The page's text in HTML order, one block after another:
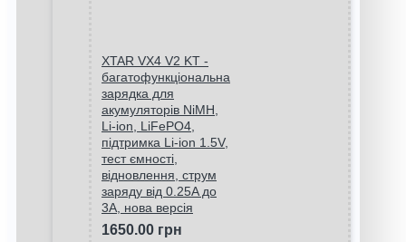
XTAR VX4 V2 KT -
багатофункціональна
зарядка для
акумуляторів NiMH,
Li-ion, LiFePO4,
підтримка Li-ion 1.5V,
тест ємності,
відновлення, струм
заряду від 0.25A до
3A, нова версія
1650.00 грн